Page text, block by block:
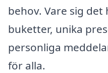
behov. Vare sig
buketter, unika
personliga
för alla.